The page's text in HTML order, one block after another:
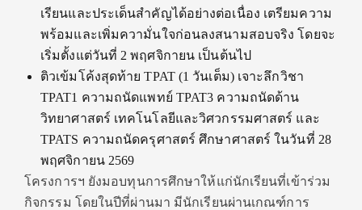
เรียนและประเด็นสำคัญได้อย่างต่อเนื่อง เตรียมความ
พร้อมและเพิ่มความั่นใจก่อนลงสนามสอบจริง โดยจะ
เริ่มตั้งแต่วันที่ 2 พฤศจิกายน เป็นต้นไป
ติวเข้มโค้งสุดท้าย TPAT (1 วันเต็ม)เจาะลึกวิชา
TPAT1 ความถนัดแพทย์ TPAT3 ความถนัดด้าน
วิทยาศาสตร์ เทคโนโลยีและวิศวกรรมศาสตร์ และ
TPATS ความถนัดครุศาสตร์ ศึกษาศาสตร์ ในวันที่ 28
พฤศจิกายน 2569
โครงการฯ ยังมอบทุนการศึกษาให้แก่นักเรียนที่เข้าร่วม
กิจกรรม โดยในปีที่ผ่านมา มีนักเรียนผ่านเกณฑ์การ